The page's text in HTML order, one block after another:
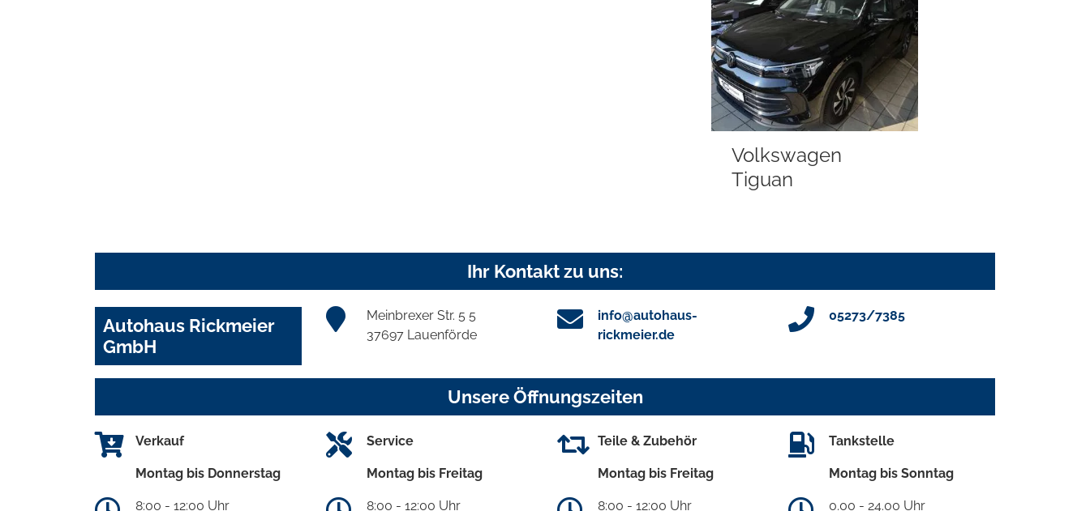
Volkswagen
Tiguan
Ihr Kontakt zu uns:
Autohaus Rickmeier
GmbH
Meinbrexer Str. 5 5
37697 Lauenförde
info@autohaus-
rickmeier.de
05273/7385
Unsere Öffnungszeiten
Verkauf
Montag bis Donnerstag
8:00 - 12:00 Uhr
Service
Montag bis Freitag
8:00 - 12:00 Uhr
Teile & Zubehör
Montag bis Freitag
8:00 - 12:00 Uhr
Tankstelle
Montag bis Sonntag
0.00 - 24.00 Uhr